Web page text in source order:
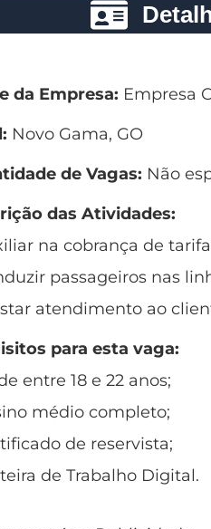
da Empresa: Empresa
Novo Gama, GO
de Vagas: Não
das Atividades:
na cobrança de
passageiros nas
atendimento ao
para esta vaga:
entre 18 e 22 anos;
médio completo;
de reservista;
de Trabalho Digital.